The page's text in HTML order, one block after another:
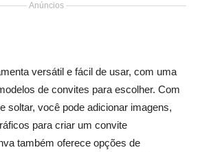
Anúncios
versátil e fácil de usar, com uma
de convites para escolher. Com
soltar, você pode adicionar imagens,
para criar um convite
também oferece opções de